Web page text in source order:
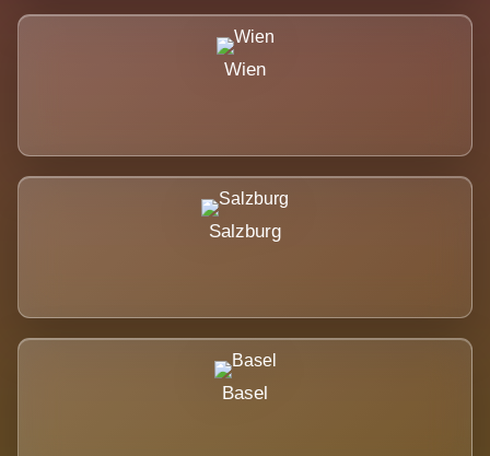
Wien
Salzburg
Basel